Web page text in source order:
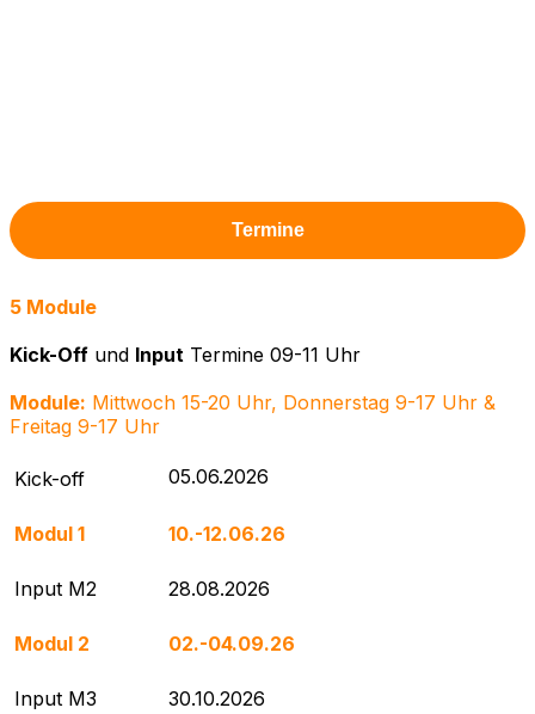
Termine
5 Module
Kick-Off und Input Termine 09-11 Uhr
Module: Mittwoch 15-20 Uhr, Donnerstag 9-17 Uhr &
Freitag 9-17 Uhr
Kick-off 05.06.2026
Modul 1 10.-12.06.26
Input M2 28.08.2026
Modul 2 02.-04.09.26
Input M3 30.10.2026